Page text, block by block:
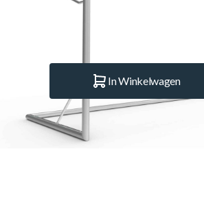
In Winkelwagen
Korte Beschrijving